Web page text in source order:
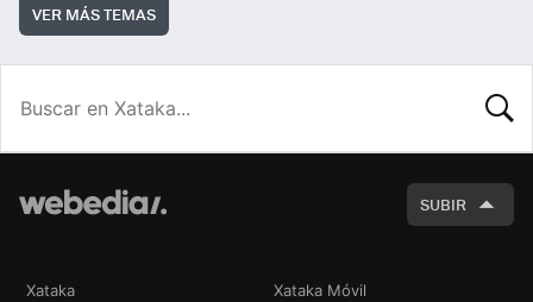
VER MÁS TEMAS
SUBIR
Xataka Xataka Móvil